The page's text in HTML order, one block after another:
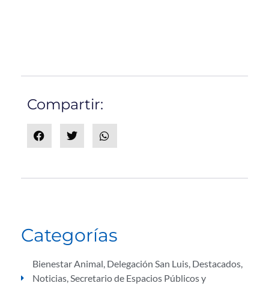
Compartir:
Categorías
Bienestar Animal, Delegación San Luis, Destacados,
Noticias,Secretario de Espacios Públicos y